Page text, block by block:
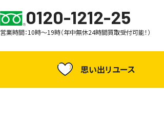
0120-1212-25
営業時間：10時～19時（年中無休24時間買取受付可能！）
思い出リユース